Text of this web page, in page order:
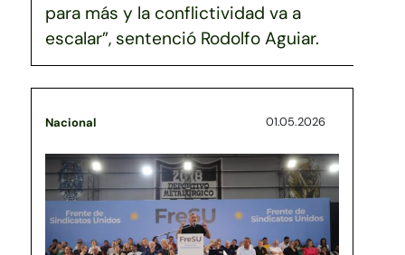
para más y la conflictividad va a
escalar”, sentenció Rodolfo Aguiar.
Nacional 01.05.2026